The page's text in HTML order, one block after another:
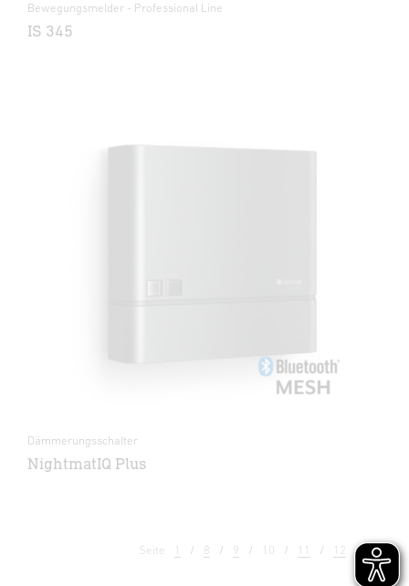
Bewegungsmelder - Professional Line
IS 345
Dämmerungsschalter
NightmatIQ Plus
Seite 1 8 9 10 11 12 13